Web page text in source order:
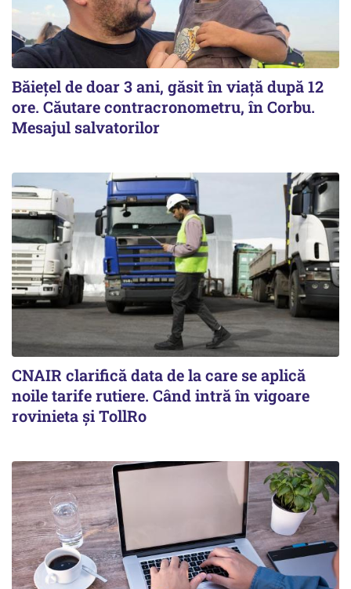
Băiețel de doar 3 ani, găsit în viață după 12
ore. Căutare contracronometru, în Corbu.
Mesajul salvatorilor
CNAIR clarifică data de la care se aplică
noile tarife rutiere. Când intră în vigoare
rovinieta și TollRo